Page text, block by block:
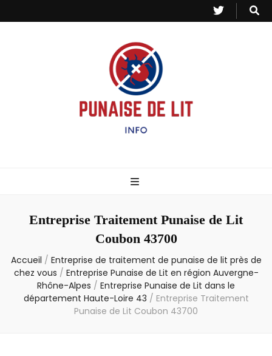
– Info
Entreprise Traitement Punaise de Lit
Coubon 43700
Accueil / Entreprise de traitement de punaise de lit près de
chez vous / Entreprise Punaise de Lit en région Auvergne-
Rhône-Alpes / Entreprise Punaise de Lit dans le
département Haute-Loire 43 / Entreprise Traitement
Punaise de Lit Coubon 43700